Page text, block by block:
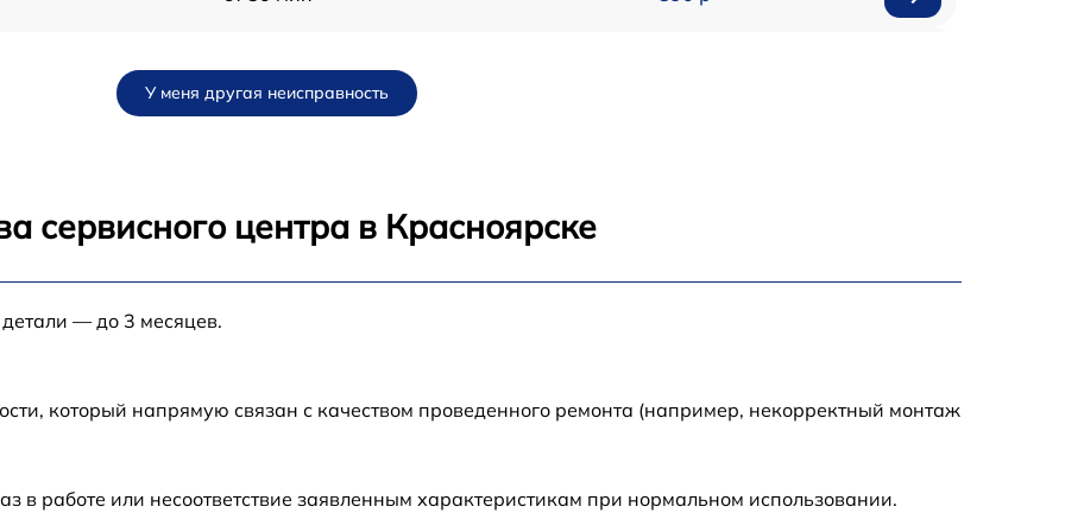
У меня другая неисправность
сервисного центра в Красноярске
— до 3 месяцев.
который напрямую связан с качеством проведенного ремонта (например, некорректный монтаж
в работе или несоответствие заявленным характеристикам при нормальном использовании.